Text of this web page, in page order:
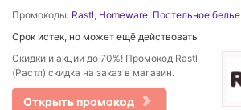
Промокоды: Rastl, Homeware, Постельное белье
Срок истек, но может ещё действовать
Скидки и акции до 70%! Промокод Rastl
(Растл) скидка на заказ в магазин.
Открыть промокод